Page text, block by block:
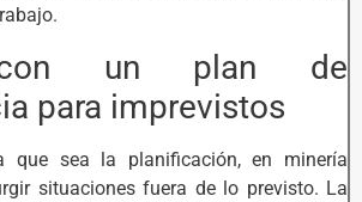
con un plan de
para imprevistos
que sea la planificación, en minería
situaciones fuera de lo previsto. La